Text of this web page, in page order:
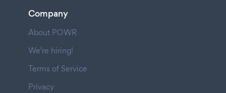
Company
About POWR
We're hiring!
Terms of Service
Privacy